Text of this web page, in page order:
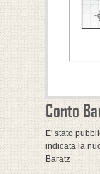
Conto
E' stato
indicata la
Baratz